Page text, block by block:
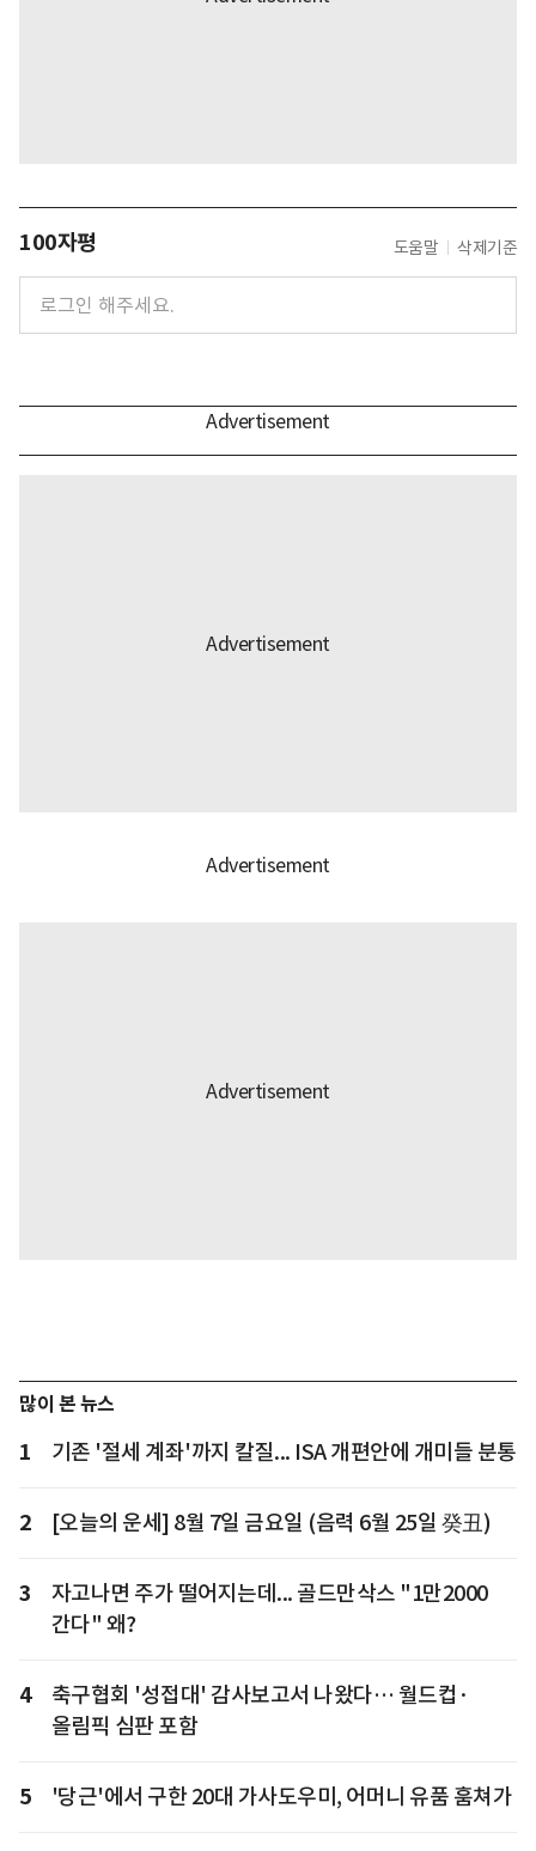
100자평 도움말 삭제기준
많이 본 뉴스
1 기존 '절세 계좌'까지 칼질... ISA 개편안에 개미들 분통
2 [오늘의 운세] 8월 7일 금요일 (음력 6월 25일 癸丑)
3
자고나면 주가 떨어지는데... 골드만삭스 "1만2000
간다" 왜?
4
축구협회 '성접대' 감사보고서 나왔다… 월드컵·
올림픽 심판 포함
5 '당근'에서 구한 20대 가사도우미, 어머니 유품 훔쳐가